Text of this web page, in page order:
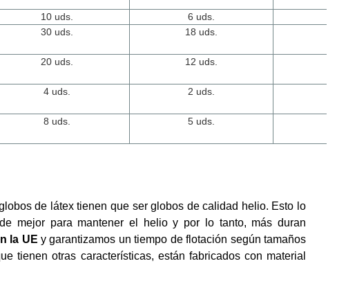
10 uds. 6 uds.
30 uds. 18 uds.
20 uds. 12 uds.
4 uds. 2 uds.
8 uds. 5 uds.
de látex tienen que ser globos de calidad helio. Esto lo
mejor para mantener el helio y por lo tanto, más duran
la UE y garantizamos un tiempo de flotación según tamaños
tienen otras características, están fabricados con material